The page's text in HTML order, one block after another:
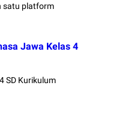
satu platform
Jawa Kelas 4
SD Kurikulum